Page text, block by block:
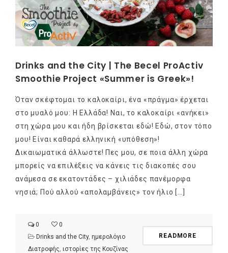
Drinks and the City | The Becel ProActiv
Smoothie Project «Summer is Greek»!
Όταν σκέφτομαι το καλοκαίρι, ένα «πράγμα» έρχεται
στο μυαλό μου: Η Ελλάδα! Ναι, το καλοκαίρι «ανήκει»
στη χώρα μου και ήδη βρίσκεται εδώ! Εδώ, στον τόπο
μου! Είναι καθαρά ελληνική «υπόθεση»!
Δικαιωματικά άλλωστε! Πες μου, σε ποια άλλη χώρα
μπορείς να επιλέξεις να κάνεις τις διακοπές σου
ανάμεσα σε εκατοντάδες – χιλιάδες πανέμορφα
νησιά; Πού αλλού «απολαμβάνεις» τον ήλιο […]
0
0
Drinks and the City, ημερολόγιο
Διατροφής ιστορίες της Κουζίνας
READMORE